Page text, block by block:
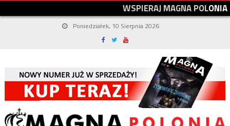
WSPIERAJMAGNAPOLONIA
Poniedziałek, 10 Sierpnia 2026